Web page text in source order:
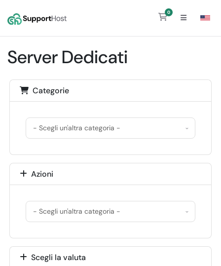
0
Carrello
Server Dedicati
Categorie
Azioni
Scegli la valuta